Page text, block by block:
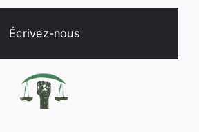
Écrivez-nous